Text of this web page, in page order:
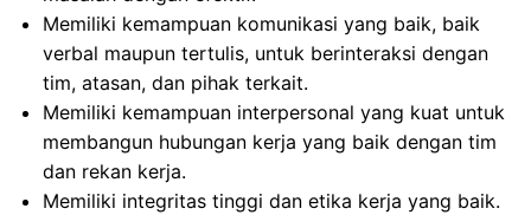
Memiliki kemampuan komunikasi yang baik, baik
verbal maupun tertulis, untuk berinteraksi dengan
tim, atasan, dan pihak terkait.
Memiliki kemampuan interpersonal yang kuat untuk
membangun hubungan kerja yang baik dengan tim
dan rekan kerja.
Memiliki integritas tinggi dan etika kerja yang baik.